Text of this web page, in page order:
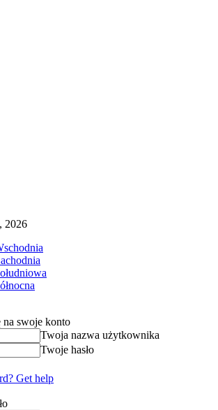
2026
swoje konto
Twoja nazwa użytkownika
Twoje hasło
Get help